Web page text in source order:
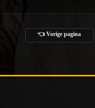
👈 Vorige pagina